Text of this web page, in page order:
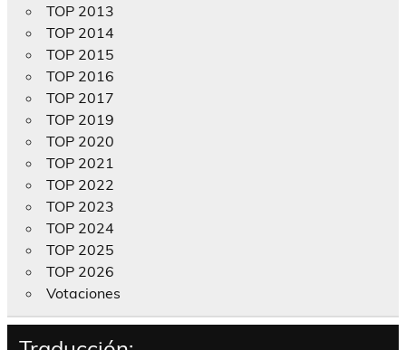
TOP 2013
TOP 2014
TOP 2015
TOP 2016
TOP 2017
TOP 2019
TOP 2020
TOP 2021
TOP 2022
TOP 2023
TOP 2024
TOP 2025
TOP 2026
Votaciones